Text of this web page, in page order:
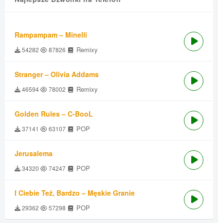
Rampampam – Minelli
54282 87826 Remixy
Stranger – Olivia Addams
46594 78002 Remixy
Golden Rules – C-BooL
37141 63107 POP
Jerusalema
34320 74247 POP
I Ciebie Też, Bardzo – Męskie Granie
29362 57298 POP